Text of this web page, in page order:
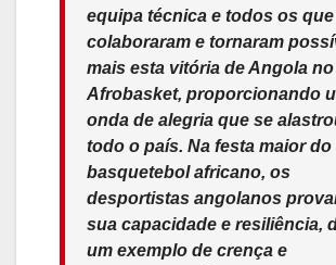
equipa técnica e todos os que
colaboraram e tornaram
mais esta vitória de Angola no
Afrobasket, proporcionando
onda de alegria que se
todo o país. Na festa maior do
basquetebol africano, os
desportistas angolanos
sua capacidade e resiliência,
um exemplo de crença e